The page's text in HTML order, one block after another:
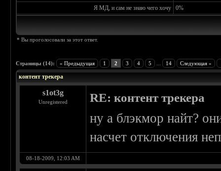
Я МД, и сам не знаю чего хочу
0%
* Вы проголосовали за этот ответ.
Страницы (14): « Предыдущая 1 2 3 4 5 14 Следующая »
контент трекера
s1ot3g
Unregistered RE: контент трекера
ну а блэкмор найт?
насчет отключения
08-18-2009, 12:03 AM